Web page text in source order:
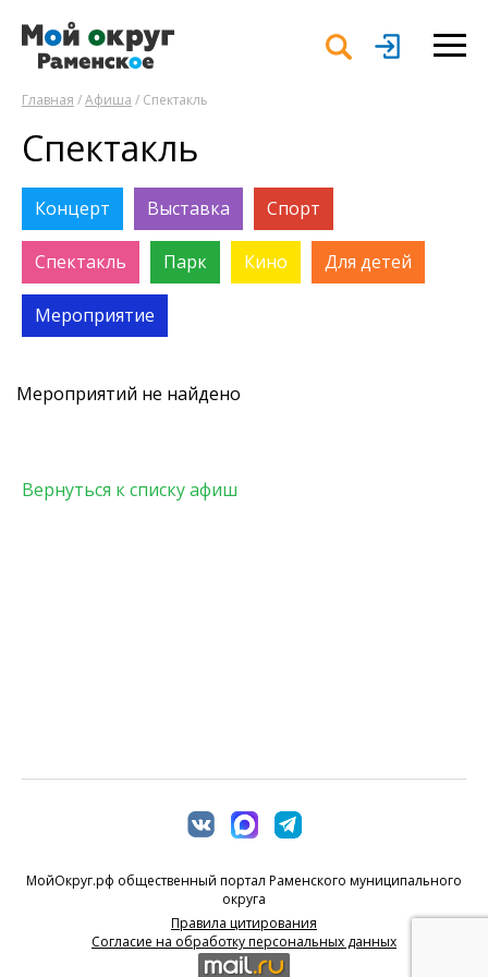
Главная /Афиша / Спектакль
Спектакль
Концерт Выставка Спорт
Спектакль Парк Кино Для детей
Мероприятие
Мероприятий не найдено
Вернуться к списку афиш
МойОкруг.рф общественный портал Раменского муниципального
округа
Правила цитирования
Согласие на обработку персональных данных